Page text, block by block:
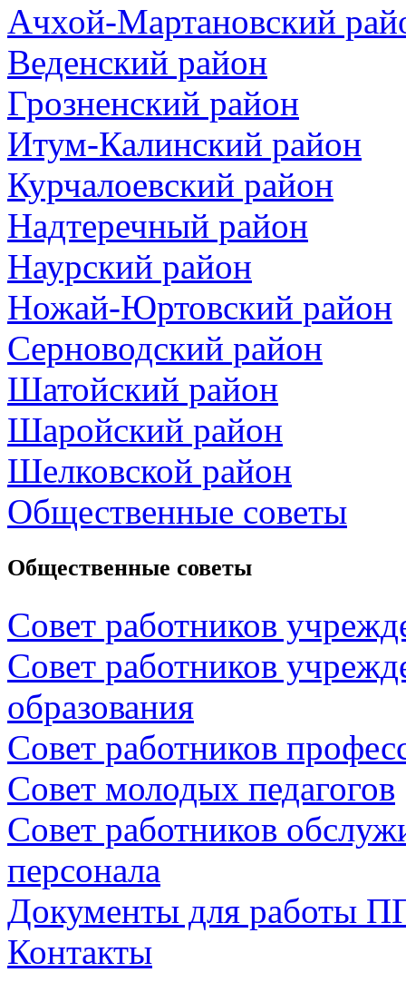
Ачхой-Мартановский
Веденский район
Грозненский район
Итум-Калинский район
Курчалоевский район
Надтеречный район
Наурский район
Ножай-Юртовский район
Серноводский район
Шатойский район
Шаройский район
Шелковской район
Общественные советы
Общественные советы
Совет работников
Совет работников
образования
Совет работников
Совет молодых педагогов
Совет работников
персонала
Документы для работы
Контакты